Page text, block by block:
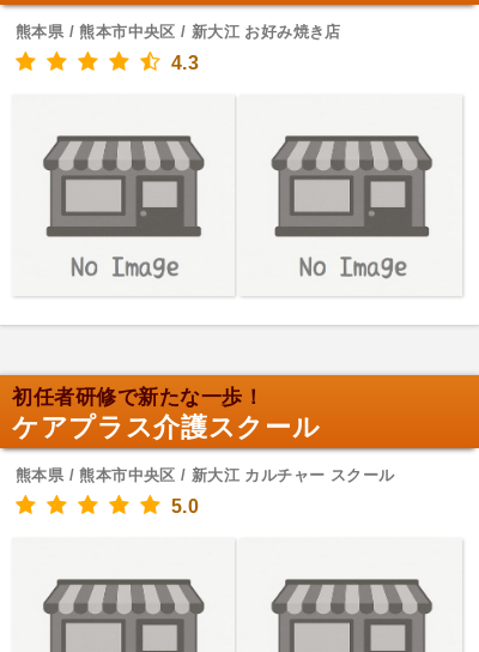
熊本県 / 熊本市中央区 / 新大江 お好み焼き店
4.3
初任者研修で新たな一歩！
ケアプラス介護スクール
熊本県 / 熊本市中央区 / 新大江 カルチャー スクール
5.0